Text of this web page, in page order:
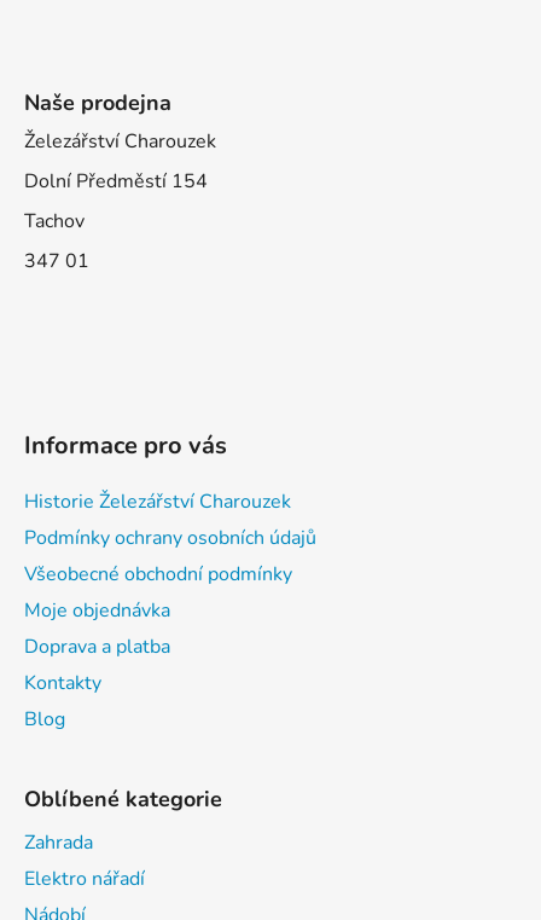
Naše prodejna
Železářství Charouzek
Dolní Předměstí 154
Tachov
347 01
Informace pro vás
Historie Železářství Charouzek
Podmínky ochrany osobních údajů
Všeobecné obchodní podmínky
Moje objednávka
Doprava a platba
Kontakty
Blog
Oblíbené kategorie
Zahrada
Elektro nářadí